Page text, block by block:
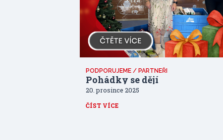
PODPORUJEME / PARTNEŘI
Pohádky se dějí
20. prosince 2025
ČÍST VÍCE